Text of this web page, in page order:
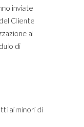
inviate
Cliente
al
di
ai minori di